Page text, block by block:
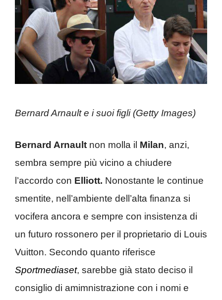
Bernard Arnault e i suoi figli (Getty Images)
Bernard Arnault non molla il Milan, anzi,
sembra sempre più vicino a chiudere
l’accordo con Elliott. Nonostante le continue
smentite, nell’ambiente dell’alta finanza si
vocifera ancora e sempre con insistenza di
un futuro rossonero per il proprietario di Louis
Vuitton. Secondo quanto riferisce
Sportmediaset, sarebbe già stato deciso il
consiglio di amimnistrazione con i nomi e